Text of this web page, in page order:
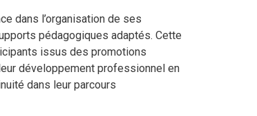
dans l’organisation de ses
pédagogiques adaptés. Cette
issus des promotions
développement professionnel en
dans leur parcours